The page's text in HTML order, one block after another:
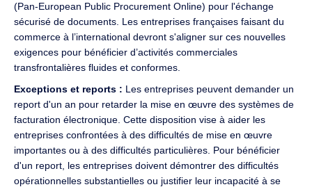
(Pan-European Public Procurement Online) pour l'échange
sécurisé de documents. Les entreprises françaises faisant du
commerce à l’international devront s'aligner sur ces nouvelles
exigences pour bénéficier d’activités commerciales
transfrontalières fluides et conformes.
Exceptions et reports : Les entreprises peuvent demander un
report d'un an pour retarder la mise en œuvre des systèmes de
facturation électronique. Cette disposition vise à aider les
entreprises confrontées à des difficultés de mise en œuvre
importantes ou à des difficultés particulières. Pour bénéficier
d'un report, les entreprises doivent démontrer des difficultés
opérationnelles substantielles ou justifier leur incapacité à se